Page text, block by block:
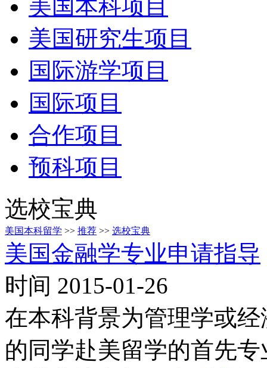
美国本科项目
美国研究生项目
国际游学项目
国际项目
合作项目
预科项目
选校宝典
美国本科留学 >> 推荐 >> 选校宝典
美国金融学专业申请指导
时间 2015-01-26
在本科背景为管理学或
的同学赴美留学的首先